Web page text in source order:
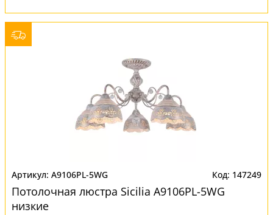
A9106PL-5WG 147249
Потолочная люстра Sicilia A9106PL-5WG
низкие